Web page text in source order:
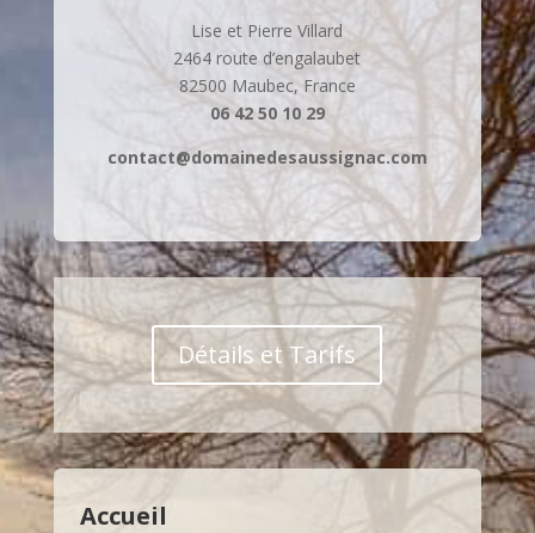
Lise et Pierre Villard
2464 route d’engalaubet
82500 Maubec, France
06 42 50 10 29
contact@domainedesaussignac.com
Détails et Tarifs
Accueil